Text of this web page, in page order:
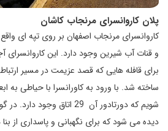
پلان کاروانسرای مرنجاب کاشان
کاروانسرای مرنجاب اصفهان بر روی تپه ای
و قنات آب شیرین وجود دارد. این کاروانسرای
برای قافله هایی که قصد عزیمت در مسیر
دیده می شود که برای نگهبانی و پاسداری از